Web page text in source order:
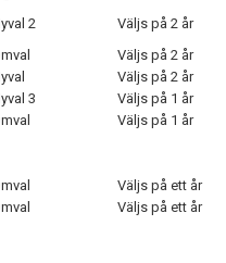
2
Väljs på 2 år
Väljs på 2 år
Väljs på 2 år
3
Väljs på 1 år
Väljs på 1 år
Väljs på ett år
Väljs på ett år